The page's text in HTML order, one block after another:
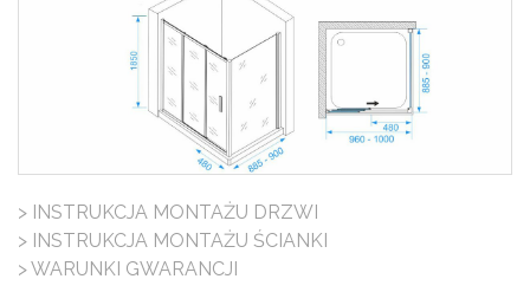
> INSTRUKCJA MONTAŻU DRZWI
> INSTRUKCJA MONTAŻU ŚCIANKI
> WARUNKI GWARANCJI